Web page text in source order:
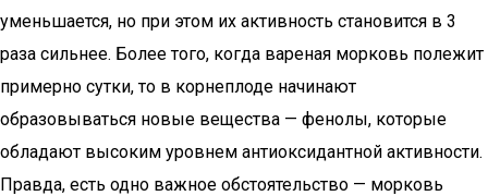
уменьшается, но при этом их активность становится в 3
раза сильнее. Более того, когда вареная морковь полежит
примерно сутки, то в корнеплоде начинают
образовываться новые вещества — фенолы, которые
обладают высоким уровнем антиоксидантной активности.
Правда, есть одно важное обстоятельство — морковь